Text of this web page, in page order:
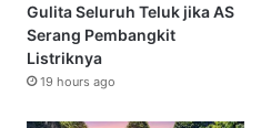
Gulita Seluruh Teluk jika AS
Serang Pembangkit
Listriknya
19 hours ago